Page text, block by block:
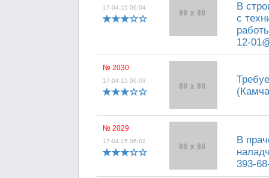
17-04-15 06:04
В
с
12-
№ 2030
17-04-15 06:03
№ 2029
17-04-15 06:02
В
393-